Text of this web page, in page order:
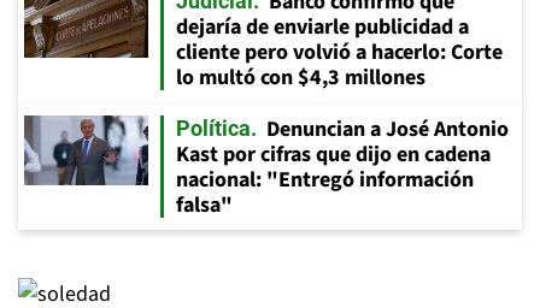
dejaría de enviarle publicidad a
cliente pero volvió a hacerlo: Corte
lo multó con $4,3 millones
Política
Denuncian a José Antonio
Kast por cifras que dijo en cadena
nacional: "Entregó información
falsa"